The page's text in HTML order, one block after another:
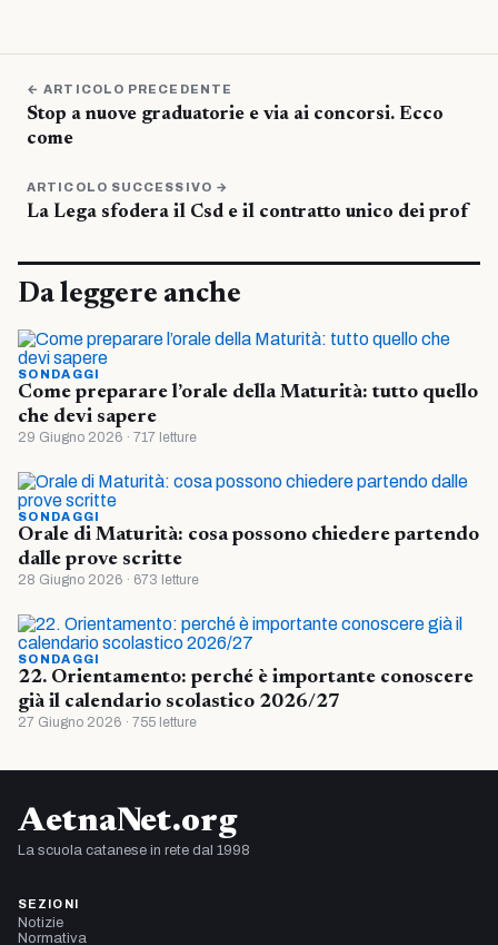
← ARTICOLO PRECEDENTE
Stop a nuove graduatorie e via ai concorsi. Ecco
come
ARTICOLO SUCCESSIVO →
La Lega sfodera il Csd e il contratto unico dei prof
Da leggere anche
SONDAGGI
Come preparare l’orale della Maturità: tutto quello
che devi sapere
29 Giugno 2026 · 717 letture
SONDAGGI
Orale di Maturità: cosa possono chiedere partendo
dalle prove scritte
28 Giugno 2026 · 673 letture
SONDAGGI
22. Orientamento: perché è importante conoscere
già il calendario scolastico 2026/27
27 Giugno 2026 · 755 letture
AetnaNet.org
La scuola catanese in rete dal 1998
SEZIONI
Notizie
Normativa